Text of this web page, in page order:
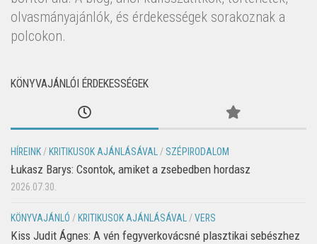
olvasmányajánlók, és érdekességek sorakoznak a
polcokon.
KÖNYVAJÁNLÓI ÉRDEKESSÉGEK
HÍREINK/ KRITIKUSOK AJÁNLÁSÁVAL/ SZÉPIRODALOM
Łukasz Barys: Csontok, amiket a zsebedben hordasz
2026.07.30.
KÖNYVAJÁNLÓ / KRITIKUSOK AJÁNLÁSÁVAL/VERS
Kiss Judit Ágnes: A vén fegyverkovácsné plasztikai sebészhez